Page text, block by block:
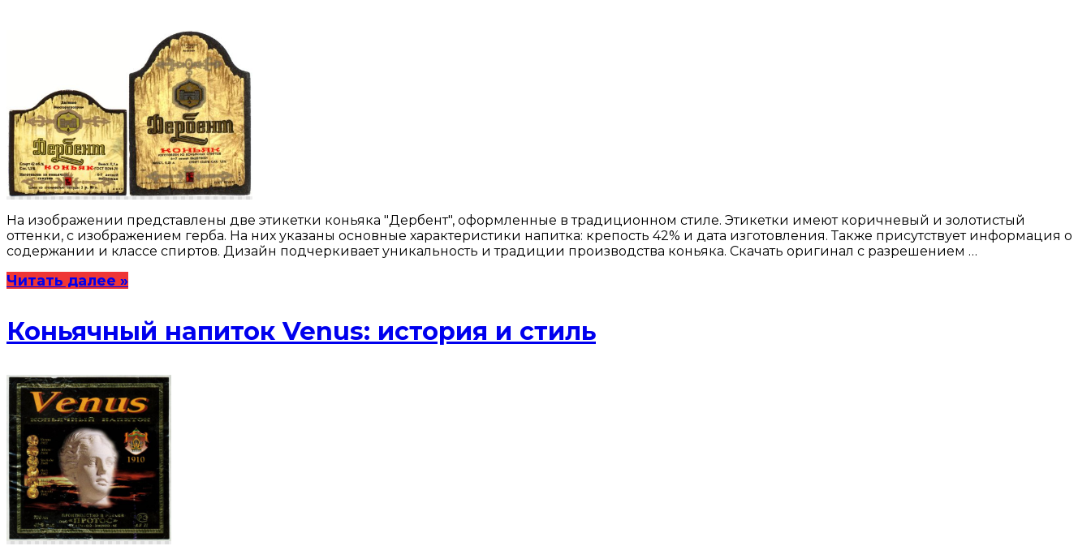
На изображении представлены две этикетки коньяка "Дербент", оформленные в традиционном стиле. Этикетки имеют коричневый и золотистый
оттенки, с изображением герба. На них указаны основные характеристики напитка: крепость 42% и дата изготовления. Также присутствует информация о
содержании и классе спиртов. Дизайн подчеркивает уникальность и традиции производства коньяка. Скачать оригинал с разрешением …
Читать далее »
Коньячный напиток Venus: история и стиль